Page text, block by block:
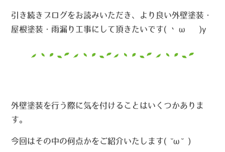
引き続きブログをお読みいただき、より良い外壁塗装・
屋根塗装・雨漏り工事にして頂きたいです( •̀ ω •́ )y
外壁塗装を行う際に気を付けることはいくつかありま
す。
今回はその中の何点かをご紹介いたします( ˘ω˘ )